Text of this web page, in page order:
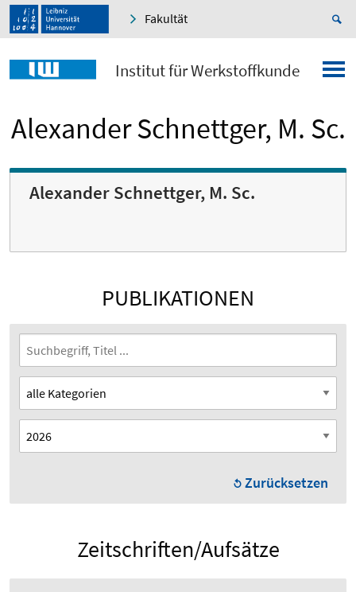
Fakultät
Institut für Werkstoffkunde
Alexander Schnettger, M. Sc.
Alexander Schnettger, M. Sc.
PUBLIKATIONEN
Zurücksetzen
Zeitschriften/Aufsätze